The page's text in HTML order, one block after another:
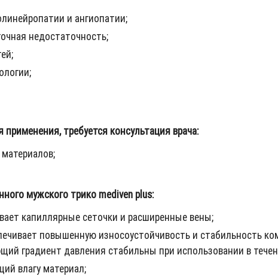
и ангиопатии;
недостаточность;
требуется консультация врача:
мужского трико mediven plus:
капиллярные сеточки и расширенные вены;
повышенную износоустойчивость и стабильность
градиент давления стабильны при использовании в
влагу материал;